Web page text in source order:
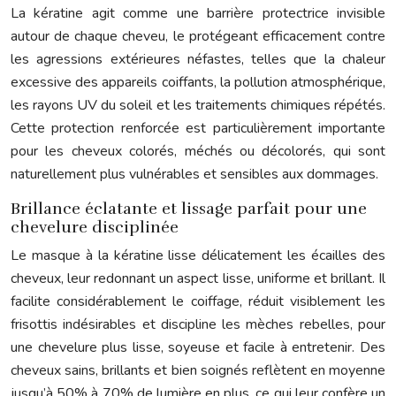
La kératine agit comme une barrière protectrice invisible
autour de chaque cheveu, le protégeant efficacement contre
les agressions extérieures néfastes, telles que la chaleur
excessive des appareils coiffants, la pollution atmosphérique,
les rayons UV du soleil et les traitements chimiques répétés.
Cette protection renforcée est particulièrement importante
pour les cheveux colorés, méchés ou décolorés, qui sont
naturellement plus vulnérables et sensibles aux dommages.
Brillance éclatante et lissage parfait pour une
chevelure disciplinée
Le masque à la kératine lisse délicatement les écailles des
cheveux, leur redonnant un aspect lisse, uniforme et brillant. Il
facilite considérablement le coiffage, réduit visiblement les
frisottis indésirables et discipline les mèches rebelles, pour
une chevelure plus lisse, soyeuse et facile à entretenir. Des
cheveux sains, brillants et bien soignés reflètent en moyenne